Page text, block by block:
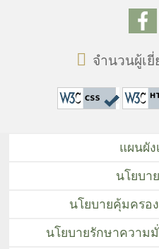
จำนวนผู้เ
แผนผัง
นโยบา
นโยบายคุ้มครอ
นโยบายรักษาความ